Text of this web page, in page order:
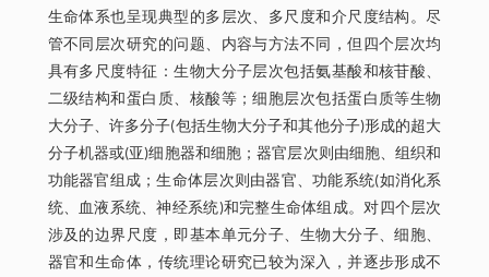
生命体系也呈现典型的多层次、多尺度和介尺度结构。尽
管不同层次研究的问题、内容与方法不同，但四个层次均
具有多尺度特征：生物大分子层次包括氨基酸和核苷酸、
二级结构和蛋白质、核酸等；细胞层次包括蛋白质等生物
大分子、许多分子(包括生物大分子和其他分子)形成的超大
分子机器或(亚)细胞器和细胞；器官层次则由细胞、组织和
功能器官组成；生命体层次则由器官、功能系统(如消化系
统、血液系统、神经系统)和完整生命体组成。对四个层次
涉及的边界尺度，即基本单元分子、生物大分子、细胞、
器官和生命体，传统理论研究已较为深入，并逐步形成不